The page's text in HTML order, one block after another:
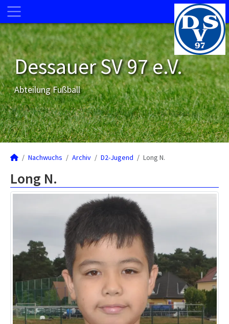
Dessauer SV 97 e.V.
Abteilung Fußball
Nachwuchs Archiv D2-Jugend Long N.
Long N.